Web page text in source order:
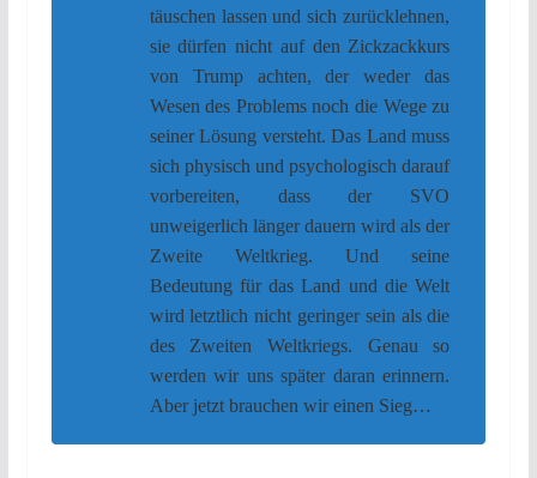
täuschen lassen und sich zurücklehnen,
sie dürfen nicht auf den Zickzackkurs
von Trump achten, der weder das
Wesen des Problems noch die Wege zu
seiner Lösung versteht. Das Land muss
sich physisch und psychologisch darauf
vorbereiten, dass der SVO
unweigerlich länger dauern wird als der
Zweite Weltkrieg. Und seine
Bedeutung für das Land und die Welt
wird letztlich nicht geringer sein als die
des Zweiten Weltkriegs. Genau so
werden wir uns später daran erinnern.
Aber jetzt brauchen wir einen Sieg…